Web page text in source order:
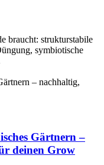
braucht: strukturstabile
symbiotische
Gärtnern –
deinen Grow